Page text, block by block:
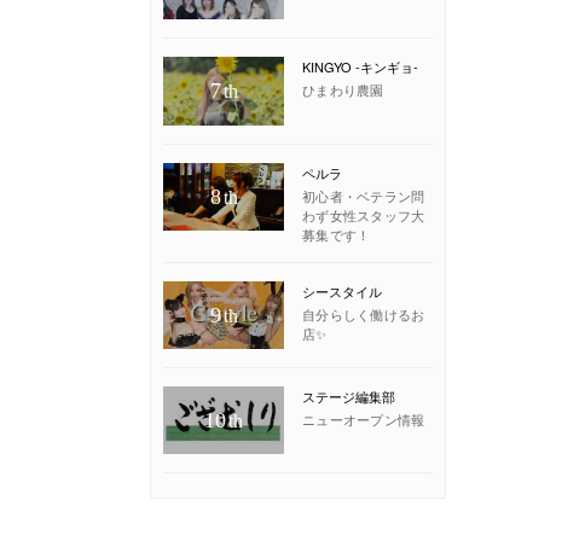
7th
KINGYO -キンギョ-
ひまわり農園
8th
ペルラ
初心者・ベテラン問
わず女性スタッフ大
募集です！
9th
シースタイル
自分らしく働けるお
店✨
10th
ステージ編集部
ニューオープン情報